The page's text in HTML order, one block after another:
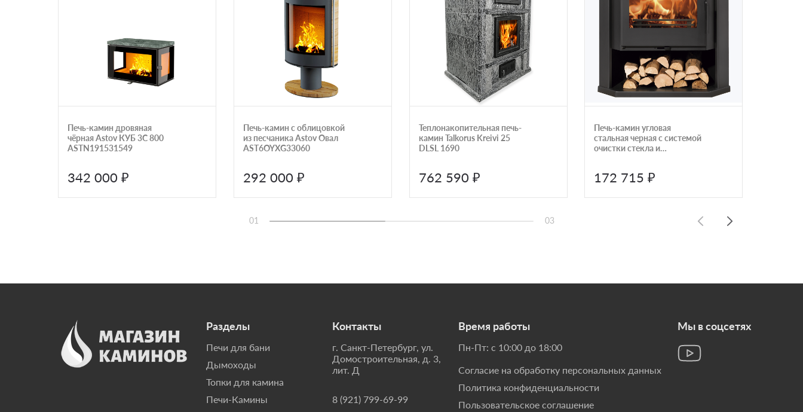
Печь-камин дровяная
чёрная Astov КУБ 3С 800
ASTN191531549
342 000 ₽
Печь-камин с облицовкой
из песчаника Astov Овал
AST6OYXG33060
292 000 ₽
Теплонакопительная печь-
камин Talkorus Kreivi 25
DLSL 1690
762 590 ₽
Печь-камин угловая
стальная черная с системой
очистки стекла и
172 715 ₽
01 03
Разделы
Печи для бани
Дымоходы
Топки для камина
Печи-Камины
Контакты
г. Санкт-Петербург, ул.
Домостроительная, д. 3,
лит. Д
8 (921) 799-69-99
Время работы
Пн-Пт: с 10:00 до 18:00
Согласие на обработку персональных данных
Политика конфиденциальности
Пользовательское соглашение
Мы в соцсетях